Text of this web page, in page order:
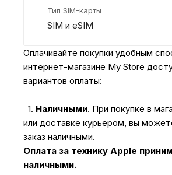
Тип SIM-карты
SIM и eSIM
Оплачивайте покупки удобным
интернет-магазине My Store
вариантов оплаты:
1. Наличными. При покупке в
или доставке курьером, вы
заказ наличными.
Оплата за технику Apple
наличными.